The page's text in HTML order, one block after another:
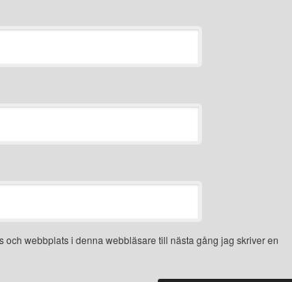
och webbplats i denna webbläsare till nästa gång jag skriver en